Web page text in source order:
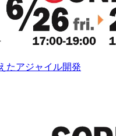
たアジャイル開発